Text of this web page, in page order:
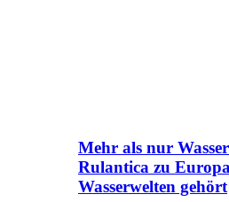
Mehr als nur
Rulantica zu
Wasserwelten gehört